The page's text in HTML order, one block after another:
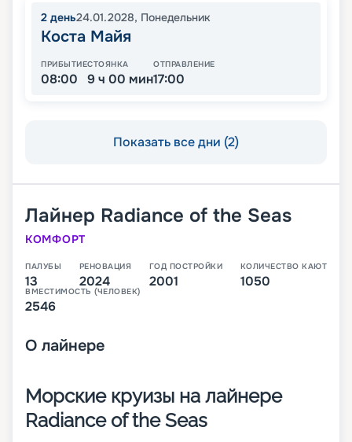
2 день24.01.2028, Понедельник
Коста Майя
ПРИБЫТИЕ
08:00
СТОЯНКА
9 ч 00 мин
ОТПРАВЛЕНИЕ
17:00
Показать все дни (2)
Лайнер Radiance of the Seas
КОМФОРТ
ПАЛУБЫ
13
РЕНОВАЦИЯ
2024
ГОД ПОСТРОЙКИ
2001
КОЛИЧЕСТВО КАЮТ
1050
ВМЕСТИМОСТЬ (ЧЕЛОВЕК)
2546
О лайнере
Морские круизы на лайнере
Radiance of the Seas